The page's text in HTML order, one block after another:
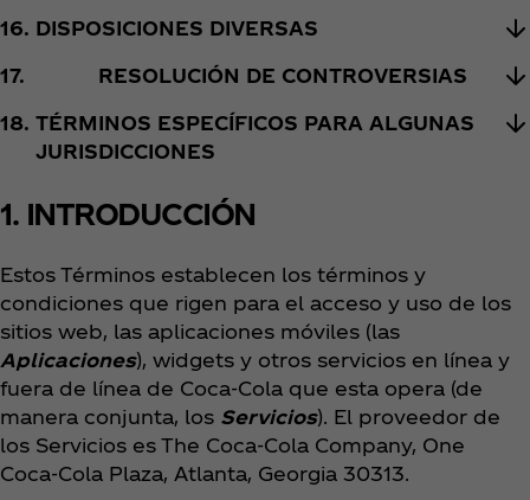
16. DISPOSICIONES DIVERSAS
17. RESOLUCIÓN DE CONTROVERSIAS
18. TÉRMINOS ESPECÍFICOS PARA ALGUNAS
JURISDICCIONES
1. INTRODUCCIÓN
Estos Términos establecen los términos y
condiciones que rigen para el acceso y uso de los
sitios web, las aplicaciones móviles (las
Aplicaciones), widgets y otros servicios en línea y
fuera de línea de Coca‑Cola que esta opera (de
manera conjunta, los Servicios). El proveedor de
los Servicios es The Coca‑Cola Company, One
Coca‑Cola Plaza, Atlanta, Georgia 30313.